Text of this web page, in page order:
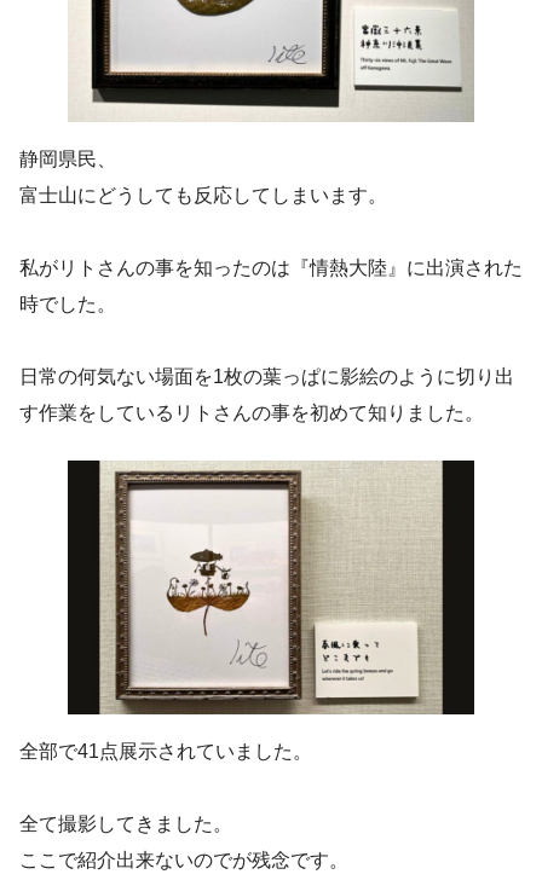
静岡県民、
富士山にどうしても反応してしまいます。
私がリトさんの事を知ったのは『情熱大陸』に出演された
時でした。
日常の何気ない場面を1枚の葉っぱに影絵のように切り出
す作業をしているリトさんの事を初めて知りました。
全部で41点展示されていました。
全て撮影してきました。
ここで紹介出来ないのでが残念です。